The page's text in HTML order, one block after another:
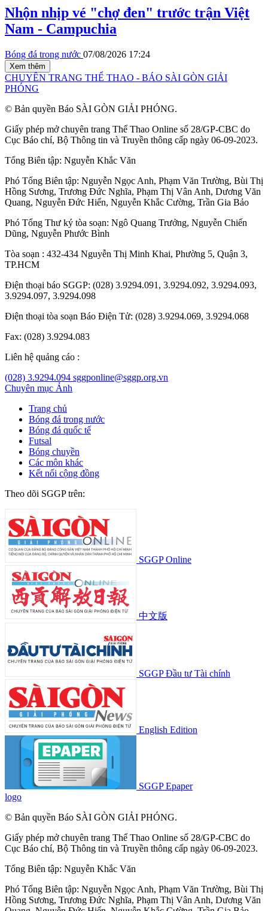
Nhộn nhịp vé "chợ đen" trước trận Việt
Nam - Campuchia
Bóng đá trong nước 07/08/2026 17:24
Xem thêm
CHUYÊN TRANG THỂ THAO - BÁO SÀI GÒN GIẢI
PHÓNG
© Bản quyền Báo SÀI GÒN GIẢI PHÓNG.
Giấy phép mở chuyên trang Thể Thao Online số 28/GP-CBC do
Cục Báo chí, Bộ Thông tin và Truyền thông cấp ngày 06-09-2023.
Tổng Biên tập: Nguyễn Khắc Văn
Phó Tổng Biên tập: Nguyễn Ngọc Anh, Phạm Văn Trường, Bùi Thị
Hồng Sương, Trương Đức Nghĩa, Phạm Thị Vân Anh, Dương Văn
Quang, Nguyễn Đức Hiển, Nguyễn Khắc Cường, Trần Gia Bảo
Phó Tổng Thư ký tòa soạn: Ngô Quang Trưởng, Nguyễn Chiến
Dũng, Nguyễn Phước Bình
Tòa soạn : 432-434 Nguyễn Thị Minh Khai, Phường 5, Quận 3,
TP.HCM
Điện thoại báo SGGP: (028) 3.9294.091, 3.9294.092, 3.9294.093,
3.9294.097, 3.9294.098
Điện thoại tòa soạn Báo Điện Tử: (028) 3.9294.069, 3.9294.068
Fax: (028) 3.9294.083
Liên hệ quảng cáo :
(028) 3.9294.094 sggponline@sggp.org.vn
Chuyên mục Ảnh
Trang chủ
Bóng đá trong nước
Bóng đá quốc tế
Futsal
Bóng chuyền
Các môn khác
Kết nối cộng đồng
Theo dõi SGGP trên:
SGGP Online
中文版
SGGP Đầu tư Tài chính
English Edition
SGGP Epaper
logo
© Bản quyền Báo SÀI GÒN GIẢI PHÓNG.
Giấy phép mở chuyên trang Thể Thao Online số 28/GP-CBC do
Cục Báo chí, Bộ Thông tin và Truyền thông cấp ngày 06-09-2023.
Tổng Biên tập: Nguyễn Khắc Văn
Phó Tổng Biên tập: Nguyễn Ngọc Anh, Phạm Văn Trường, Bùi Thị
Hồng Sương, Trương Đức Nghĩa, Phạm Thị Vân Anh, Dương Văn